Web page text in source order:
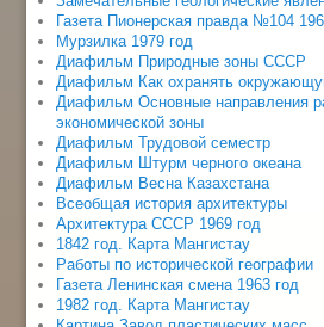
Газета Пионерская правда №104
Мурзилка 1979 год
Диафильм Природные зоны СССР
Диафильм Как охранять
Диафильм Основные направления
экономической зоны
Диафильм Трудовой семестр
Диафильм Штурм черного океана
Диафильм Весна Казахстана
Всеобщая история архитектуры
Архитектура СССР 1969 год
1842 год. Карта Мангистау
Работы по исторической географии
Газета Ленинская смена 1963 год
1982 год. Карта Мангистау